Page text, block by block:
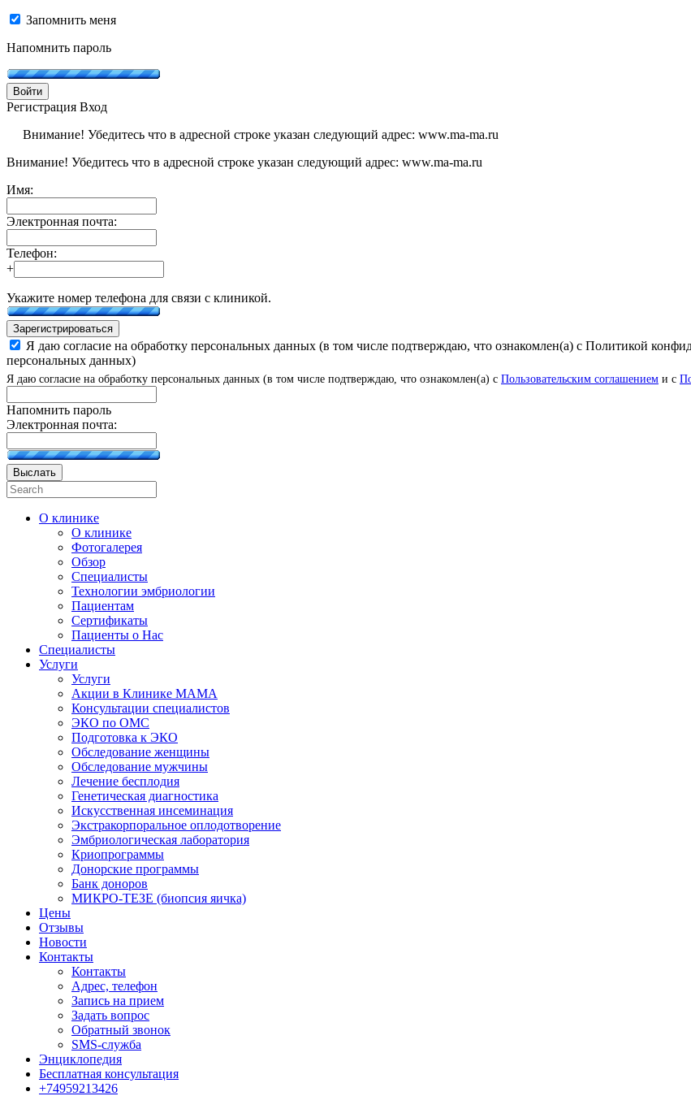
Запомнить меня
Напомнить пароль
Войти
Регистрация Вход
Внимание! Убедитесь что в адресной строке указан следующий адрес: www.ma-ma.ru
Внимание! Убедитесь что в адресной строке указан следующий адрес: www.ma-ma.ru
Имя:
Электронная почта:
Телефон:
+
Укажите номер телефона для связи с клиникой.
Зарегистрироваться
Я даю согласие на обработку персональных данных (в том числе подтверждаю, что ознакомлен(а) с Политикой
персональных данных)
Я даю согласие на обработку персональных данных (в том числе подтверждаю, что ознакомлен(а) с Пользовательским соглашением и с
Напомнить пароль
Электронная почта:
Выслать
О клинике
О клинике
Фотогалерея
Обзор
Специалисты
Технологии эмбриологии
Пациентам
Сертификаты
Пациенты о Нас
Специалисты
Услуги
Услуги
Акции в Клинике МАМА
Консультации специалистов
ЭКО по ОМС
Подготовка к ЭКО
Обследование женщины
Обследование мужчины
Лечение бесплодия
Генетическая диагностика
Искусственная инсеминация
Экстракорпоральное оплодотворение
Эмбриологическая лаборатория
Криопрограммы
Донорские программы
Банк доноров
МИКРО-ТЕЗЕ (биопсия яичка)
Цены
Отзывы
Новости
Контакты
Контакты
Адрес, телефон
Запись на прием
Задать вопрос
Обратный звонок
SMS-служба
Энциклопедия
Бесплатная консультация
+74959213426